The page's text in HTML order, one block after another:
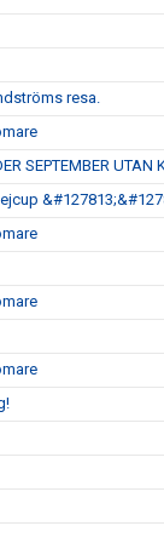
resa.
SEPTEMBER UTAN